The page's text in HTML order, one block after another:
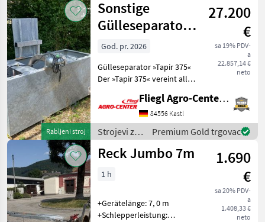
zračnim kočnicam
gnojenje i
navodnjavanje
/ Joskin
Rabljeni stroj
Sonstige
Gülleseparator
»Tapir 375« - im
Komplettset (mi
27.200
€
sa 19% PDV-
a
22.857,14 €
neto
God. pr. 2026
Gülleseparator »Tapir 375«
Der »Tapir 375« vereint alle
Separators mit denen eines
Pressschneckenprinzips. Ein
vergrößertes Sieb mit
Fliegl Agro-Center GmbH
84556 Kastl
Strojevi za
đubrenje,
gnojenje i
/ Sonstige
Premium Gold trgovac
Reck Jumbo 7m
1.690
€
sa 20% PDV-
a
1.408,33 €
neto
1 h
+Gerätelänge: 7, 0 m
+Schlepperleistung: